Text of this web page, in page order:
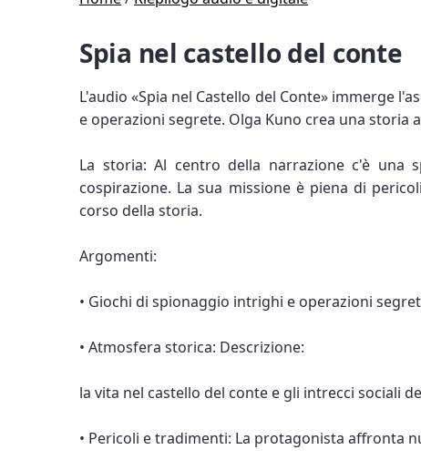
Spia nel castello del conte
L'audio «Spia nel Castello del Conte» immerge
e operazioni segrete. Olga Kuno crea una
La storia: Al centro della narrazione c'è
cospirazione. La sua missione è piena di
corso della storia.
Argomenti:
• Giochi di spionaggio intrighi e operazioni
• Atmosfera storica: Descrizione:
la vita nel castello del conte e gli intrecci sociali
• Pericoli e tradimenti: La protagonista affronta